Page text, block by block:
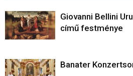
Giovanni Bellini
című festménye
Banater